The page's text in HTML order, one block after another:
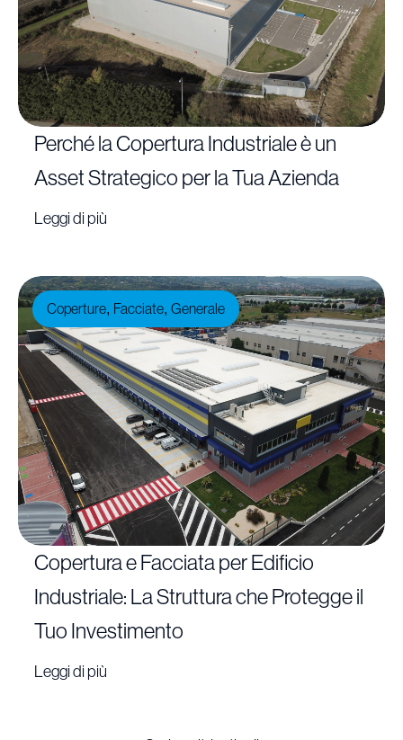
Perché la Copertura Industriale è un
Asset Strategico per la Tua Azienda
Leggi di più
Coperture, Facciate, Generale
Copertura e Facciata per Edificio
Industriale: La Struttura che Protegge il
Tuo Investimento
Leggi di più